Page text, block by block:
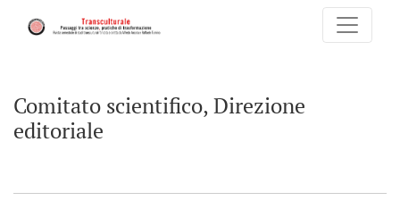
Comitato scientifico, Direzione editoriale
Comitato scientifico, Direzione
editoriale